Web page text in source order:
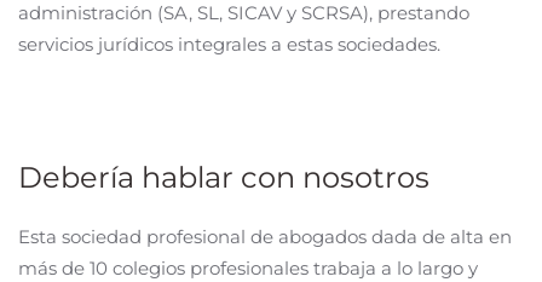
administración (SA, SL, SICAV y SCRSA), prestando
servicios jurídicos integrales a estas sociedades.
Debería hablar con nosotros
Esta sociedad profesional de abogados dada de alta en
más de 10 colegios profesionales trabaja a lo largo y